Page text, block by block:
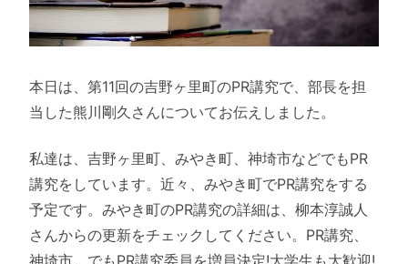
本日は、第11回の吉野ヶ里町のPR講究で、部長を担
当した熊川剛久さんについてお伝えしました。
私達は、吉野ヶ里町、みやき町、神埼市などでもPR
講究をしています。近々、みやき町でPR講究をする
予定です。みやき町のPR講究の詳細は、柳本淳誠人
さんからの更新をチェックしてください。PR講究、
神埼市、でもPR講究委員を増員決定!大学生も大歓迎!